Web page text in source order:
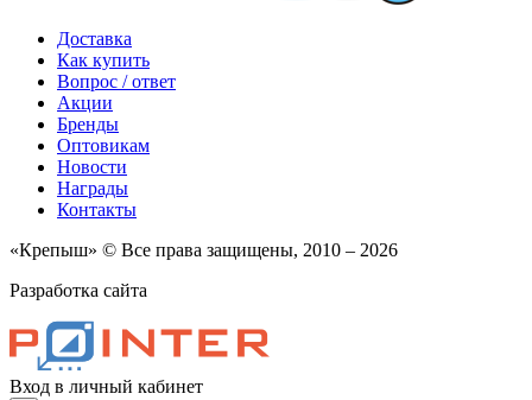
Доставка
Как купить
Вопрос / ответ
Акции
Бренды
Оптовикам
Новости
Награды
Контакты
«Крепыш» © Все права защищены, 2010 – 2026
Разработка сайта
Вход в личный кабинет